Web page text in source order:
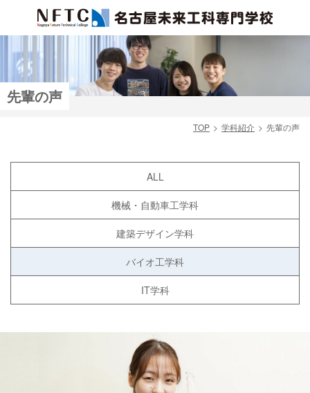
先輩の声
TOP 学科紹介 先輩の声
ALL
機械・自動車工学科
建築デザイン学科
バイオ工学科
IT学科
検索